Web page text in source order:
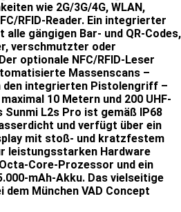
wie 2G/3G/4G, WLAN,
RFID-Reader. Ein integrierter
gängigen Bar- und QR-Codes,
verschmutzter oder
optionale NFC/RFID-Leser
Massenscans –
den integrierten Pistolengriff –
10 Metern und 200 UHF-
Sunmi L2s Pro ist gemäß IP68
und verfügt über ein
mit stoß- und kratzfestem
leistungsstarken Hardware
Core-Prozessor und ein
mAh-Akku. Das vielseitige
München VAD Concept